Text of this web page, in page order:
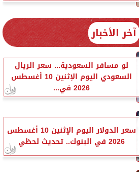
آخر الأخبار
لو مسافر السعودية... سعر الريال
السعودي اليوم الإثنين 10 أغسطس
2026 في...
سعر الدولار اليوم الإثنين 10 أغسطس
2026 في البنوك.. تحديث لحظي